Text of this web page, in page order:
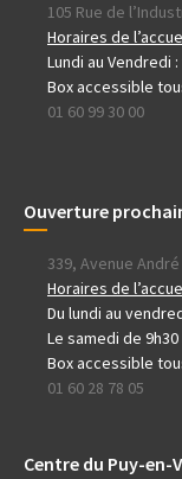
105 Rue de
Horaires de
Lundi au Vendredi :
Box accessible
01 60 99 30 00
Ouverture
339, Avenue
Horaires de
Du lundi au
Le samedi de 9h30
Box accessible
01 60 28 78 05
Centre du Puy-en-